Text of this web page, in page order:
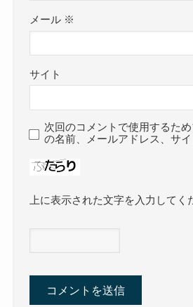
メール ※
サイト
次回のコメントで使用するた
の名前、メールアドレス、サイ
上に表示された文字を入力してく